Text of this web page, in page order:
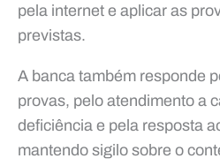
pela internet e aplicar as
previstas.
A banca também responde
provas, pelo atendimento a
deficiência e pela resposta
mantendo sigilo sobre o